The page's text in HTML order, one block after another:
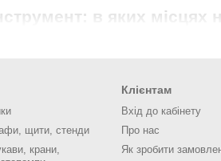
в яких місцях
стендів
ваш персонал буде діяти
істотно зменшиться. Таке обладнання
регулярно перевіряти стан
обслуговування. Чітка видимість кожного
щити, стенди
крани,
Клієнтам
Вхід до кабінету
Про нас
Як зробити